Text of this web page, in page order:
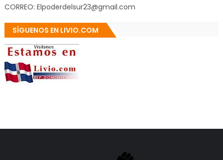
CORREO: Elpoderdelsur23@gmail.com
SÍGUENOS EN LIVIO.COM